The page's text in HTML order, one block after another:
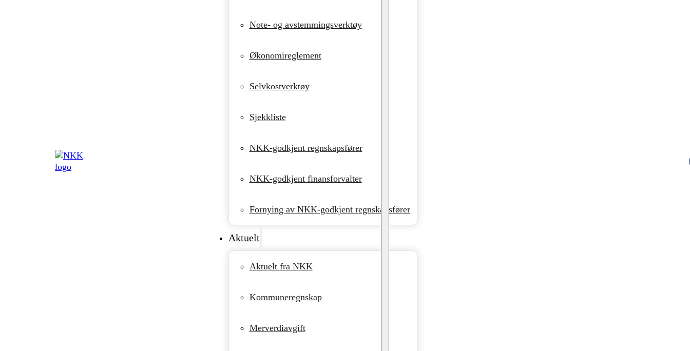
Note- og avstemmingsverktøy
Økonomireglement
Selvkostverktøy
Sjekkliste
NKK-godkjent regnskapsfører
NKK-godkjent finansforvalter
Fornying av NKK-godkjent regnskapsfører
Aktuelt
Aktuelt fra NKK
Kommuneregnskap
Merverdiavgift